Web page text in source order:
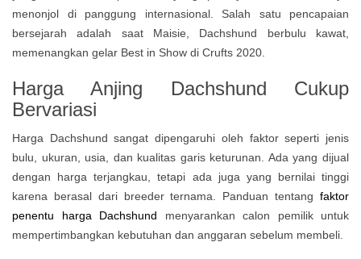
menonjol di panggung internasional. Salah satu pencapaian
bersejarah adalah saat Maisie, Dachshund berbulu kawat,
memenangkan gelar Best in Show di Crufts 2020.
Harga Anjing Dachshund Cukup
Bervariasi
Harga Dachshund sangat dipengaruhi oleh faktor seperti jenis
bulu, ukuran, usia, dan kualitas garis keturunan. Ada yang dijual
dengan harga terjangkau, tetapi ada juga yang bernilai tinggi
karena berasal dari breeder ternama. Panduan tentang faktor
penentu harga Dachshund menyarankan calon pemilik untuk
mempertimbangkan kebutuhan dan anggaran sebelum membeli.